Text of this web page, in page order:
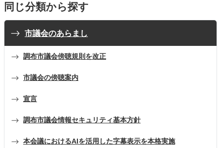
同じ分類から探す
市議会のあらまし
調布市議会傍聴規則を改正
市議会の傍聴案内
宣言
調布市議会情報セキュリティ基本方針
本会議におけるAIを活用した字幕表示を本格実施